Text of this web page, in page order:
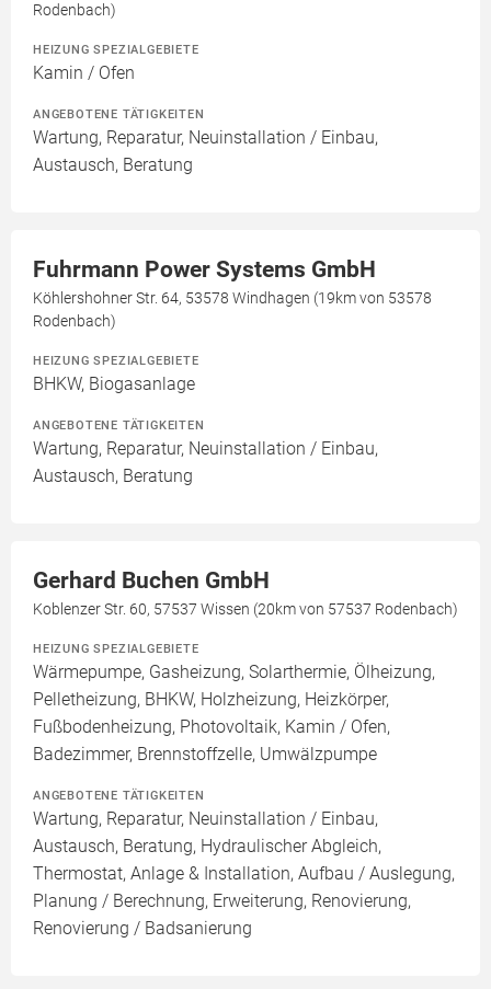
Rodenbach)
HEIZUNG SPEZIALGEBIETE
Kamin / Ofen
ANGEBOTENE TÄTIGKEITEN
Wartung, Reparatur, Neuinstallation / Einbau,
Austausch, Beratung
Fuhrmann Power Systems GmbH
Köhlershohner Str. 64, 53578 Windhagen (19km von 53578
Rodenbach)
HEIZUNG SPEZIALGEBIETE
BHKW, Biogasanlage
ANGEBOTENE TÄTIGKEITEN
Wartung, Reparatur, Neuinstallation / Einbau,
Austausch, Beratung
Gerhard Buchen GmbH
Koblenzer Str. 60, 57537 Wissen (20km von 57537 Rodenbach)
HEIZUNG SPEZIALGEBIETE
Wärmepumpe, Gasheizung, Solarthermie, Ölheizung,
Pelletheizung, BHKW, Holzheizung, Heizkörper,
Fußbodenheizung, Photovoltaik, Kamin / Ofen,
Badezimmer, Brennstoffzelle, Umwälzpumpe
ANGEBOTENE TÄTIGKEITEN
Wartung, Reparatur, Neuinstallation / Einbau,
Austausch, Beratung, Hydraulischer Abgleich,
Thermostat, Anlage & Installation, Aufbau / Auslegung,
Planung / Berechnung, Erweiterung, Renovierung,
Renovierung / Badsanierung